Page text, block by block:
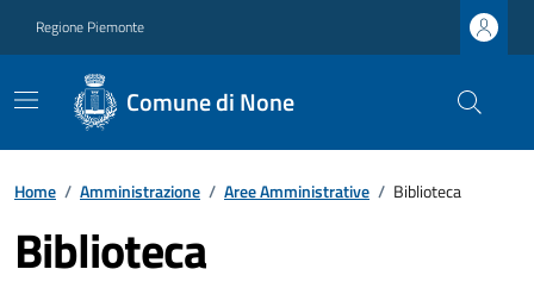
Regione Piemonte
Comune di None
Home / Amministrazione / Aree Amministrative / Biblioteca
Biblioteca